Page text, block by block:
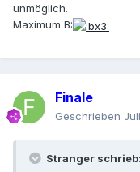
unmöglich.
Maximum B:
Finale
Geschrieben
Stranger schrieb: